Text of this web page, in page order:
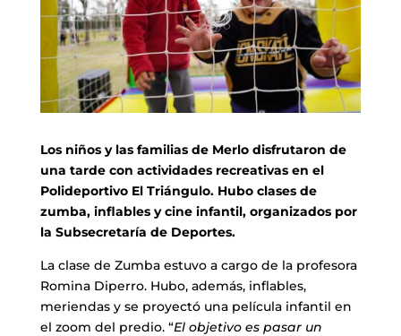
Los niños y las familias de Merlo disfrutaron de
una tarde con actividades recreativas en el
Polideportivo El Triángulo. Hubo clases de
zumba, inflables y cine infantil, organizados por
la Subsecretaría de Deportes.
La clase de Zumba estuvo a cargo de la profesora
Romina Diperro. Hubo, además, inflables,
meriendas y se proyectó una película infantil en
el zoom del predio. “El objetivo es pasar un